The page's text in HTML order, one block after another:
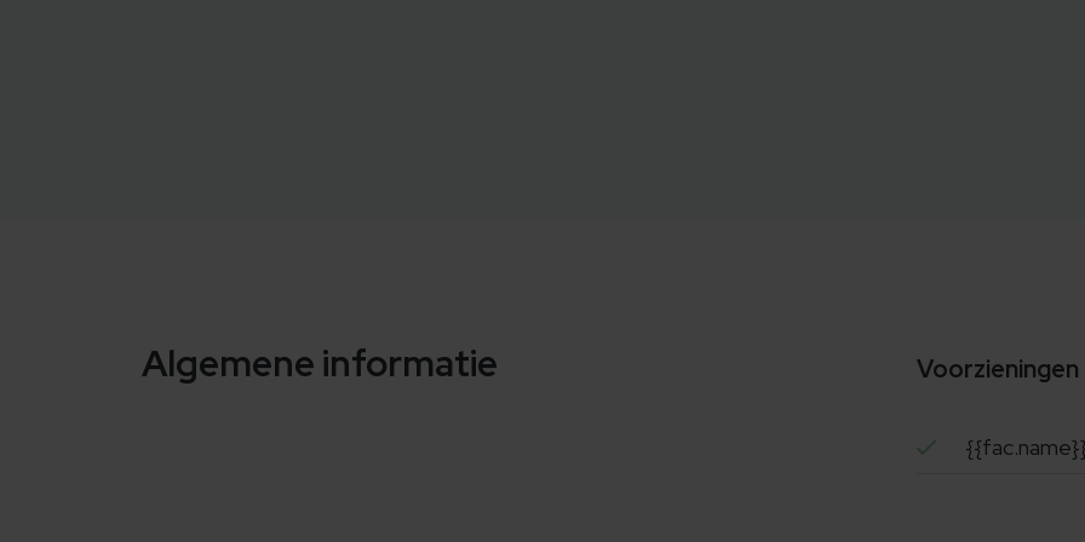
Algemene informatie Voorzieningen